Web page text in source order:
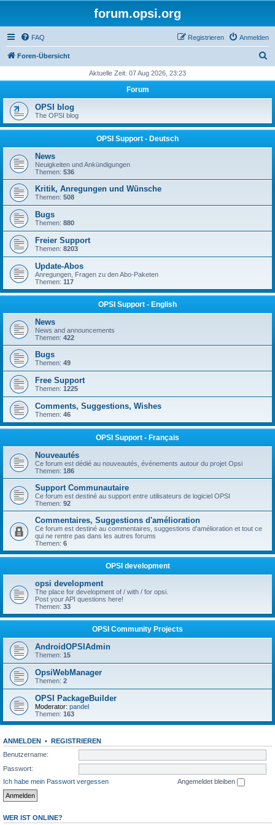
forum.opsi.org
FAQ Anmelden
Registrieren
Foren-Übersicht
h
Aktuelle Zeit: 07 Aug 2026, 23:23
Forum
OPSI blog
The OPSI blog
OPSI Support - Deutsch
News
Neuigkeiten und Ankündigungen
Themen: 536
Kritik, Anregungen und Wünsche
Themen: 508
Bugs
Themen: 880
Freier Support
Themen: 8203
Update-Abos
Anregungen, Fragen zu den Abo-Paketen
Themen: 117
OPSI Support - English
News
News and announcements
Themen: 422
Bugs
Themen: 49
Free Support
Themen: 1225
Comments, Suggestions, Wishes
Themen: 46
OPSI Support - Français
Nouveautés
Ce forum est dédié au nouveautés, événements autour du projet Opsi
Themen: 186
Support Communautaire
Ce forum est destiné au support entre utilisateurs de logiciel OPSI
Themen: 92
Commentaires, Suggestions d'amélioration
Ce forum est destiné au commentaires, suggestions d'amélioration et tout ce
qui ne rentre pas dans les autres forums
Themen: 6
OPSI development
opsi development
The place for development of / with / for opsi.
Post your API questions here!
Themen: 33
OPSI Community Projects
AndroidOPSIAdmin
Themen: 15
OpsiWebManager
Themen: 2
OPSI PackageBuilder
Moderator: pandel
Themen: 163
ANMELDEN • REGISTRIEREN
Benutzername:
Passwort:
Ich habe mein Passwort vergessen
Angemeldet bleiben
WER IST ONLINE?